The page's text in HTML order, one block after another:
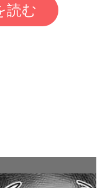
読む